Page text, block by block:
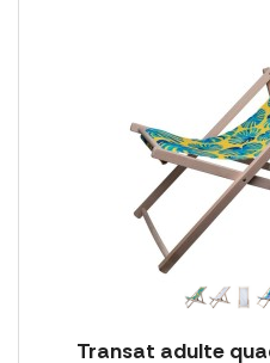
Transat adulte